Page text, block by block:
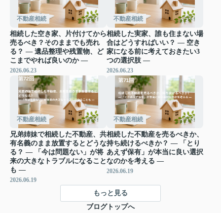
不動産相続
相続した空き家、片付けてから
売るべき？そのままでも売れ
る？ ― 遺品整理や残置物、ど
こまでやれば良いのか ―
2026.06.23
不動産相続
相続した実家、誰も住まない場
合はどうすればいい？ ― 空き
家になる前に考えておきたい3
つの選択肢 ―
2026.06.23
不動産相続
兄弟姉妹で相続した不動産、共
有名義のまま放置するとどうな
る？ ― 「今は問題ない」が将
来の大きなトラブルになること
も ―
2026.06.19
不動産相続
相続した不動産を売るべきか、
持ち続けるべきか？ ― 「とり
あえず保有」が本当に良い選択
なのかを考える ―
2026.06.19
もっと見る
ブログトップへ